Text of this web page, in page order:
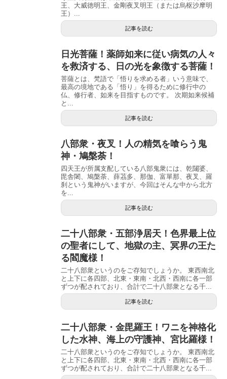
王、大威徳明王、金剛夜叉明王（または烏枢沙摩明
王）...
記事を読む
日光菩薩！薬師如来に従い病気の人々
を救済する、日の光を象徴する菩薩！
菩薩とは、梵語で「悟りを求める者」いう意味で、
最高の境地である「悟り」を得るために修行中の
仏、修行者、如来を目指すものです。 次期如来候補
と...
記事を読む
八部衆・夜叉！人の精気を喰らう鬼
神・鳩槃荼！
四天王が所属支配している八部鬼衆には、乾闥婆、
毘舎闍、鳩槃荼、薛茘多、那伽、富單那、夜叉、羅
刹という鬼神がいますが、今回はそんな中から北方
を...
記事を読む
二十八部衆・五部浄居天！色界最上位
の聖者にして、地獄の主、冥界の王た
る閻魔様！
二十八部衆というのをご存知でしょうか。 東西南北
と上下に各四部、北東・東南・北西・西南に各一部
ずつが配されており、合計で二十八部衆となる千...
記事を読む
二十八部衆・金毘羅王！ワニを神格化
した水神、海上の守護神、宮比羅様！
二十八部衆というのをご存知でしょうか。 東西南北
と上下に各四部、北東・東南・北西・西南に各一部
ずつが配されており、合計で二十八部衆となる千...